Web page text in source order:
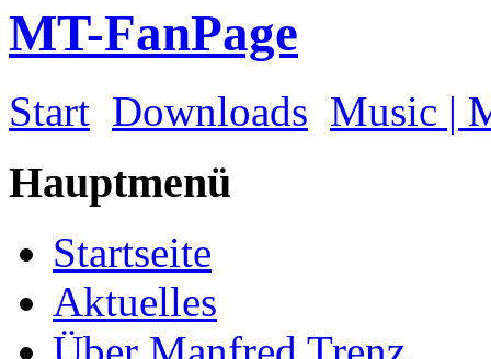
MT-FanPage
Start Downloads Music |
Hauptmenü
Startseite
Aktuelles